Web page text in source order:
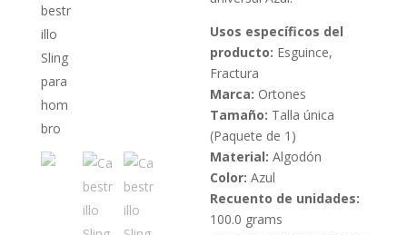
Usos específicos del
producto: Esguince,
Fractura
Marca: Ortones
Tamaño: Talla única
(Paquete de 1)
Material: Algodón
Color: Azul
Recuento de unidades:
100.0 grams